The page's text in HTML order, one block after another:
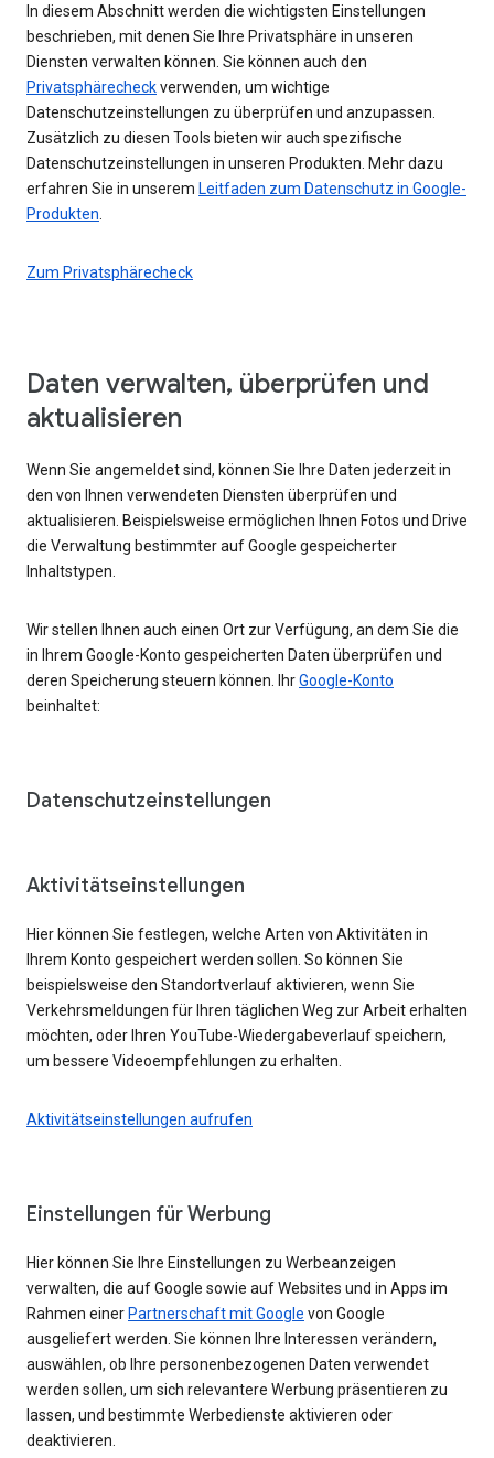
In diesem Abschnitt werden die wichtigsten Einstellungen
beschrieben, mit denen Sie Ihre Privatsphäre in unseren
Diensten verwalten können. Sie können auch den
Privatsphärecheckverwenden, um wichtige
Datenschutzeinstellungen zu überprüfen und anzupassen.
Zusätzlich zu diesen Tools bieten wir auch spezifische
Datenschutzeinstellungen in unseren Produkten. Mehr dazu
erfahren Sie in unserem Leitfaden zum Datenschutz in Google-
Produkten
Zum Privatsphärecheck
Daten verwalten, überprüfen und
aktualisieren
Wenn Sie angemeldet sind, können Sie Ihre Daten jederzeit in
den von Ihnen verwendeten Diensten überprüfen und
aktualisieren. Beispielsweise ermöglichen Ihnen Fotos und Drive
die Verwaltung bestimmter auf Google gespeicherter
Inhaltstypen.
Wir stellen Ihnen auch einen Ort zur Verfügung, an dem Sie die
in Ihrem Google-Konto gespeicherten Daten überprüfen und
deren Speicherung steuern können. IhrGoogle-Konto
beinhaltet:
Datenschutzeinstellungen
Aktivitätseinstellungen
Hier können Sie festlegen, welche Arten von Aktivitäten in
Ihrem Konto gespeichert werden sollen. So können Sie
beispielsweise den Standortverlauf aktivieren, wenn Sie
Verkehrsmeldungen für Ihren täglichen Weg zur Arbeit erhalten
möchten, oder Ihren YouTube-Wiedergabeverlauf speichern,
um bessere Videoempfehlungen zu erhalten.
Aktivitätseinstellungen aufrufen
Einstellungen für Werbung
Hier können Sie Ihre Einstellungen zu Werbeanzeigen
verwalten, die auf Google sowie auf Websites und in Apps im
Rahmen einer Partnerschaft mit Google von Google
ausgeliefert werden. Sie können Ihre Interessen verändern,
auswählen, ob Ihre personenbezogenen Daten verwendet
werden sollen, um sich relevantere Werbung präsentieren zu
lassen, und bestimmte Werbedienste aktivieren oder
deaktivieren.